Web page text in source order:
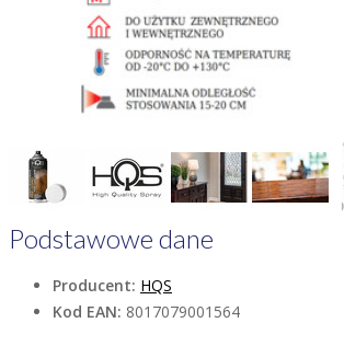
Podstawowe dane
Producent: HQS
Kod EAN: 8017079001564